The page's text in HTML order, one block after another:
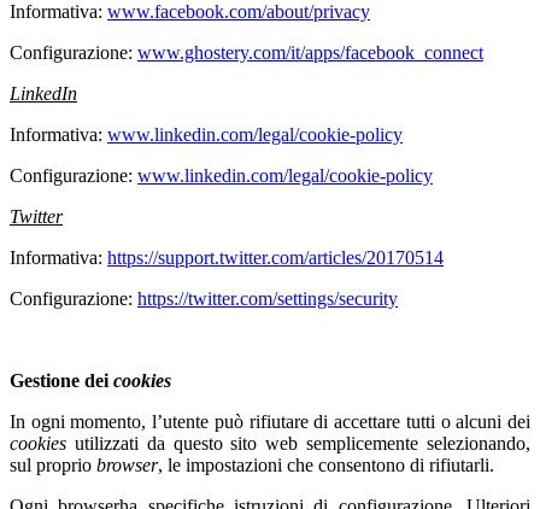
Informativa: www.facebook.com/about/privacy
Configurazione: www.ghostery.com/it/apps/facebook_connect
LinkedIn
Informativa: www.linkedin.com/legal/cookie-policy
Configurazione: www.linkedin.com/legal/cookie-policy
Twitter
Informativa: https://support.twitter.com/articles/20170514
Configurazione: https://twitter.com/settings/security
Gestione dei cookies
In ogni momento, l’utente può rifiutare di accettare tutti o alcuni dei
cookies utilizzati da questo sito web semplicemente selezionando,
sul proprio browser, le impostazioni che consentono di rifiutarli.